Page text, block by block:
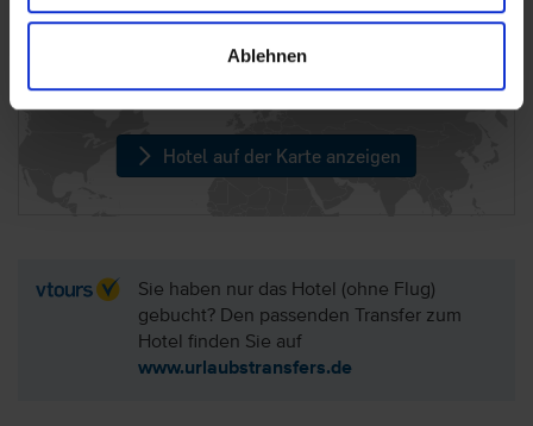
Ablehnen
Lage: Hotel Side Royal Paradise, Türkische
Hotel auf der Karte anzeigen
Sie haben nur das Hotel (ohne Flug)
gebucht? Den passenden Transfer zum
Hotel finden Sie auf
www.urlaubstransfers.de